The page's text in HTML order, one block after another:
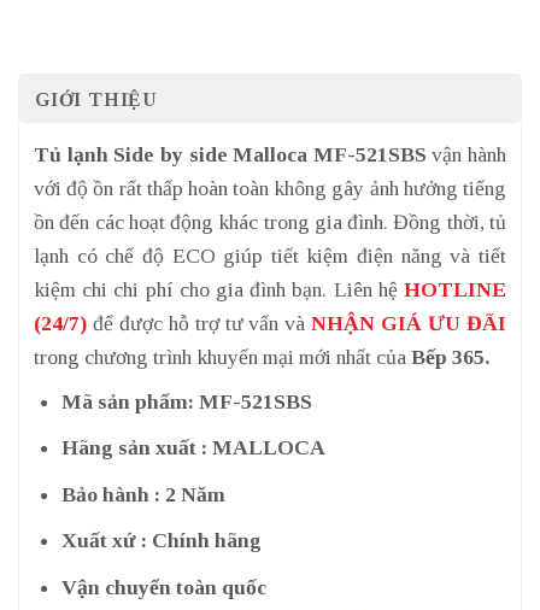
GIỚI THIỆU
Tủ lạnh Side by side Malloca MF-521SBS vận hành
với độ ồn rất thấp hoàn toàn không gây ảnh hưởng tiếng
ồn đến các hoạt động khác trong gia đình. Đồng thời, tủ
lạnh có chế độ ECO giúp tiết kiệm điện năng và tiết
kiệm chi chi phí cho gia đình bạn. Liên hệ HOTLINE
(24/7) để được hỗ trợ tư vấn vàNHẬN GIÁ ƯU ĐÃI
trong chương trình khuyến mại mới nhất của Bếp 365.
Mã sản phẩm: MF-521SBS
Hãng sản xuất : MALLOCA
Bảo hành : 2 Năm
Xuất xứ : Chính hãng
Vận chuyển toàn quốc